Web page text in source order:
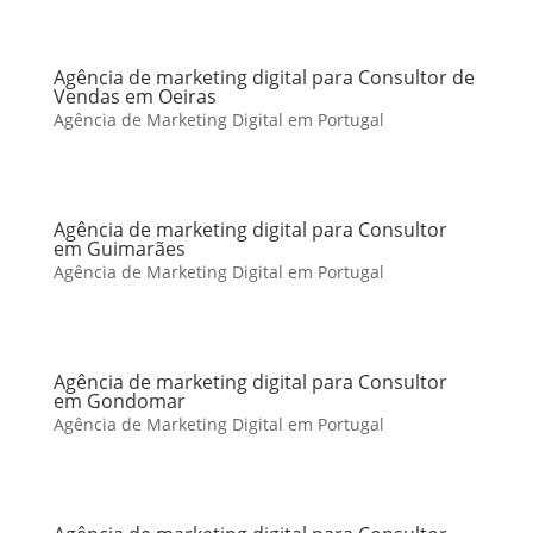
Agência de marketing digital para Consultor de
Vendas em Oeiras
Agência de Marketing Digital em Portugal
Agência de marketing digital para Consultor
em Guimarães
Agência de Marketing Digital em Portugal
Agência de marketing digital para Consultor
em Gondomar
Agência de Marketing Digital em Portugal